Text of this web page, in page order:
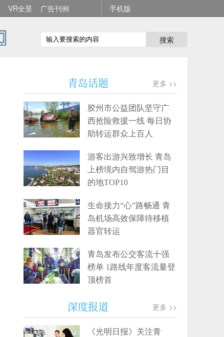
VR全景 广告刊例 手机版
搜索
青岛话题 更多 >>
胶州市公益团队坚守广
西抢险救援一线 每日协
助转运群众上百人
游客出游兴致增长 青岛
上榜境内自驾游热门目
的地TOP10
生命接力“心”路畅通 青
岛机场高效保障待移植
器官转运
青岛发布公交客流十强
榜单 1路线年度客流量登
顶榜首
深度报道 更多 >>
《光明日报》关注青